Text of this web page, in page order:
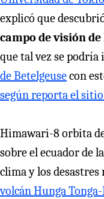
explicó que
campo de visión
que tal vez se podría
de Betelgeusecon
según reporta el sitio
Himawari-8 orbita
sobre el ecuador de
clima y los
volcánHunga